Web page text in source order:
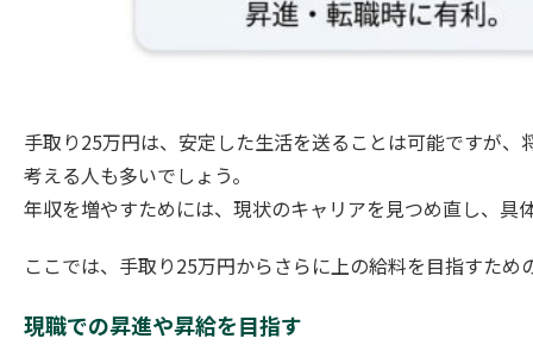
手取り25万円は、安定した生活を送ることは可能ですが
考える人も多いでしょう。
年収を増やすためには、現状のキャリアを見つめ直し、具
ここでは、手取り25万円からさらに上の給料を目指すた
現職での昇進や昇給を目指す